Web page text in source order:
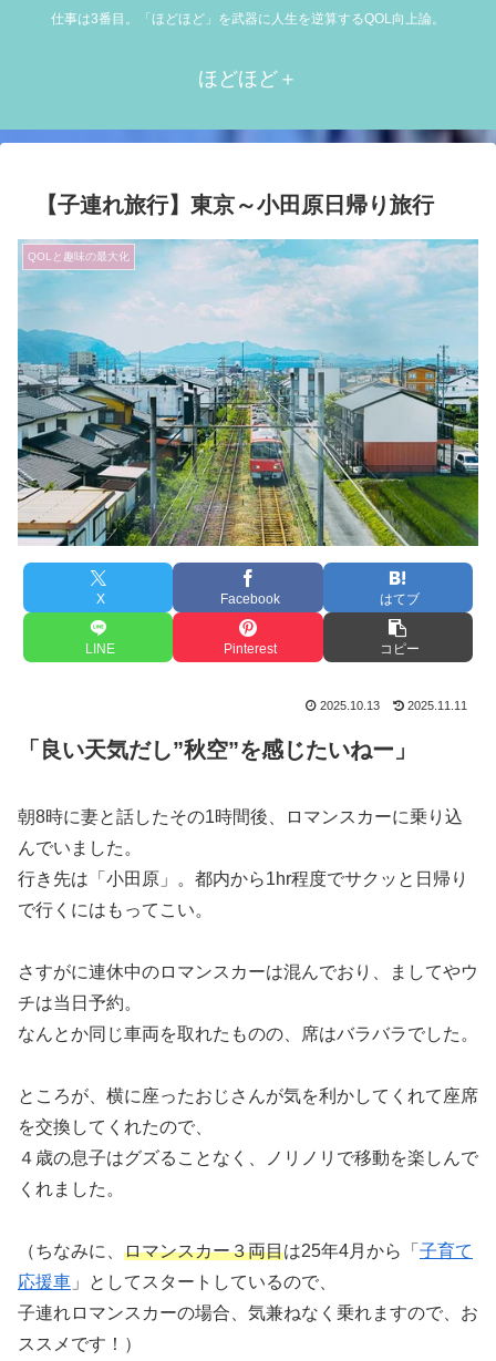
仕事は3番目。「ほどほど」を武器に人生を逆算するQOL向上論。
ほどほど＋
【子連れ旅行】東京～小田原日帰り旅行
QOLと趣味の最大化
X Facebook はてブ
LINE Pinterest コピー
2025.10.13 2025.11.11
「良い天気だし”秋空”を感じたいねー」
朝8時に妻と話したその1時間後、ロマンスカーに乗り込
んでいました。
行き先は「小田原」。都内から1hr程度でサクッと日帰り
で行くにはもってこい。
さすがに連休中のロマンスカーは混んでおり、ましてやウ
チは当日予約。
なんとか同じ車両を取れたものの、席はバラバラでした。
ところが、横に座ったおじさんが気を利かしてくれて座席
を交換してくれたので、
４歳の息子はグズることなく、ノリノリで移動を楽しんで
くれました。
（ちなみに、 ロマンスカー３両目は25年4月から「 子育て
応援車 」としてスタートしているので、
子連れロマンスカーの場合、気兼ねなく乗れますので、お
ススメです！）